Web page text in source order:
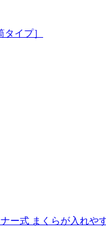
イプ］
ー式 まくらが入れ